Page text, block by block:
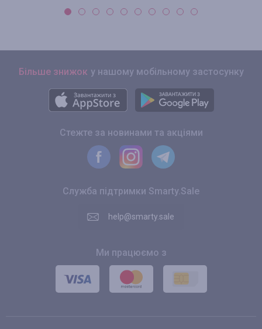
Більше знижок у нашому мобільному застосунку
Стежте за новинами та акціями
Служба підтримки Smarty.Sale
help@smarty.sale
Ми працюємо з